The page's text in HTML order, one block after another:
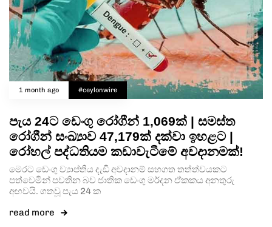
1 month ago #ceylonwire
පැය 24ට ඩෙංගු රෝගීන් 1,069ක් | සමස්ත
රෝගීන් සංඛ්‍යාව 47,179ක් දක්වා ඉහළට |
රෝහල් පද්ධතියම කඩාවැටීමේ අවදානමක්!
මෙරට ඩෙංගු ව්‍යාප්තිය දැඩි අවදානම් සහගත තත්ත්වයකට
පත්වෙමින් පවතින බව ජාතික ඩෙංගු මර්දන ඒකකය අනතුරු
අඟවයි. ගතවූ පැය 24 ක
read more